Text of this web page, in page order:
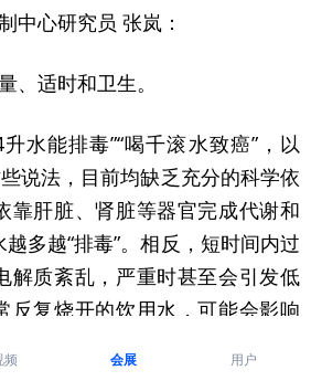
中心研究员 张岚：
、适时和卫生。
水能排毒”“喝千滚水致癌”，以
说法，目前均缺乏充分的科学依
靠肝脏、肾脏等器官完成代谢和
多越“排毒”。相反，短时间内过
解质紊乱，严重时甚至会引发低
反复烧开的饮用水，可能会影响
约。
频 会展 用户